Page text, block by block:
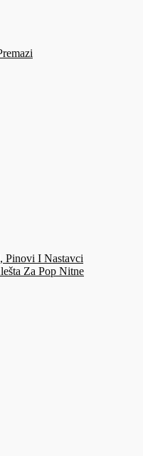
Pinovi I Nastavci
Za Pop Nitne